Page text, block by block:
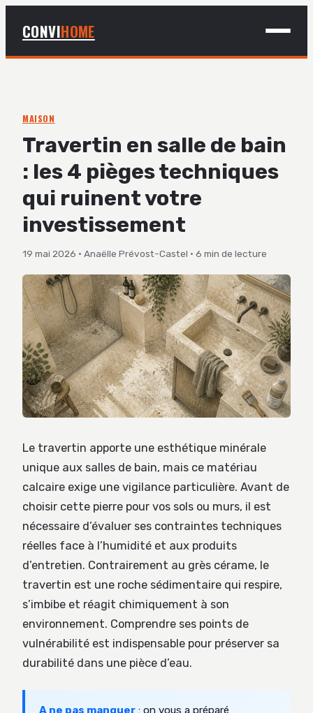
CONVIHOME
BRICOLAGE
DÉCO
JARDINAGE
MAISON
Travertin en salle de bain
: les 4 pièges techniques
qui ruinent votre
investissement
19 mai 2026 · Anaëlle Prévost-Castel · 6 min de lecture
Le travertin apporte une esthétique minérale
unique aux salles de bain, mais ce matériau
calcaire exige une vigilance particulière. Avant de
choisir cette pierre pour vos sols ou murs, il est
nécessaire d’évaluer ses contraintes techniques
réelles face à l’humidité et aux produits
d’entretien. Contrairement au grès cérame, le
travertin est une roche sédimentaire qui respire,
s’imbibe et réagit chimiquement à son
environnement. Comprendre ses points de
vulnérabilité est indispensable pour préserver sa
durabilité dans une pièce d’eau.
A ne pas manquer : on vous a préparé